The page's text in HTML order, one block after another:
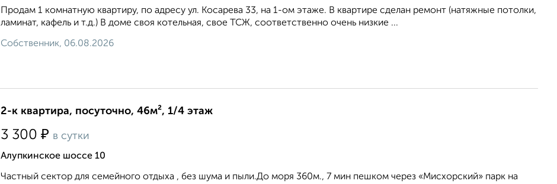
Продам 1 комнатную квартиру, по адресу ул. Косарева 33, на 1-ом этаже. В квартире сделан ремонт (натяжные потолки,
ламинат, кафель и т.д.) В доме своя котельная, свое ТСЖ, соответственно очень низкие ...
Собственник, 06.08.2026
2-к квартира, посуточно, 46м², 1/4 этаж
3 300 ₽ в сутки
Алупкинское шоссе 10
Частный сектор для семейного отдыха , без шума и пыли.До моря 360м., 7 мин пешком через «Мисхорский» парк на